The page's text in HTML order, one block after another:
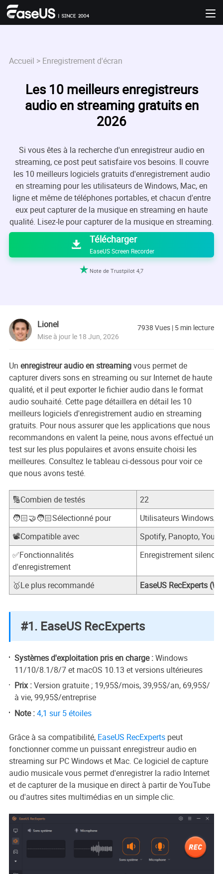
Accueil > Enregistrement d'écran
Les 10 meilleurs enregistreurs
audio en streaming gratuits en
2026
Si vous êtes à la recherche d'un enregistreur audio en
streaming, ce post peut satisfaire vos besoins. Il couvre
les 10 meilleurs logiciels gratuits d'enregistrement audio
en streaming pour les utilisateurs de Windows, Mac, en
ligne et même de téléphones portables, et chacun d'entre
eux peut capturer de la musique en streaming en haute
qualité. Lisez-le pour capturer de la musique en streaming.

 Télécharger
EaseUS Screen Recorder
 Note de Trustpilot 4,7
Lionel
Mise à jour le 18 Jun, 2026
7938 Vues | 5 min lecture
Un enregistreur audio en streamingvous permet de
capturer divers sons en streaming ou sur Internet de haute
qualité, et il peut exporter le fichier audio dans le format
audio souhaité. Cette page détaillera en détail les 10
meilleurs logiciels d'enregistrement audio en streaming
gratuits. Pour nous assurer que les applications que nous
recommandons en valent la peine, nous avons effectué un
test sur les plus populaires et avons ensuite choisi les
meilleures. Consultez le tableau ci-dessous pour voir ce
que nous avons testé.
🔢Combien de testés
22
🧑🏻‍🤝‍🧑🏻Sélectionné pour
Utilisateurs Windows/
📽️Compatible avec
Spotify, Panopto,
✅Fonctionnalités
d'enregistrement
Enregistrement
🥇Le plus recommandé EaseUS RecExperts
#1. EaseUS RecExperts
Systèmes d'exploitation pris en charge :Windows
11/10/8.1/8/7 et macOS 10.13 et versions ultérieures
Prix :Version gratuite ; 19,95$/mois, 39,95$/an, 69,95$/
à vie, 99,95$/entreprise
Note :4,1 sur 5 étoiles
Grâce à sa compatibilité, EaseUS RecExpertspeut
fonctionner comme un puissant enregistreur audio en
streaming sur PC Windows et Mac. Ce logiciel de capture
audio musicale vous permet d'enregistrer la radio Internet
et de capturer de la musique en direct à partir de YouTube
ou d'autres sites multimédias en un simple clic.